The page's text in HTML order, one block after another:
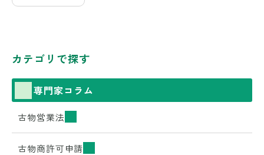
カテゴリで探す
専門家コラム
古物営業法
古物商許可申請